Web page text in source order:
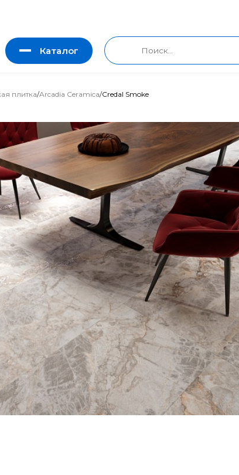
Каталог
плитка/Arcadia Ceramica/Credal Smoke